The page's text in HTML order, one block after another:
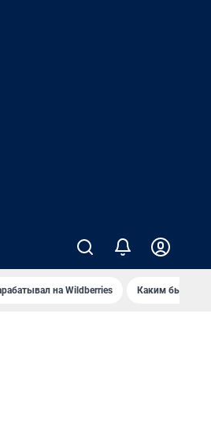
на Wildberries Каким было